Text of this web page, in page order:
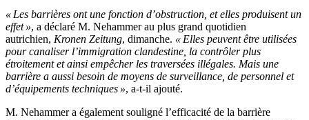
« Les barrières ont une fonction d’obstruction, et elles produisent un
effet », a déclaré M. Nehammer au plus grand quotidien
autrichien, Kronen Zeitung, dimanche. « Elles peuvent être utilisées
pour canaliser l’immigration clandestine, la contrôler plus
étroitement et ainsi empêcher les traversées illégales. Mais une
barrière a aussi besoin de moyens de surveillance, de personnel et
d’équipements techniques », a-t-il ajouté.
M. Nehammer a également souligné l’efficacité de la barrière